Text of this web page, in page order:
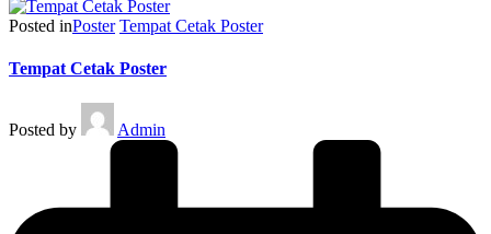
Posted inPoster Tempat Cetak Poster
Tempat Cetak Poster
Posted by Admin